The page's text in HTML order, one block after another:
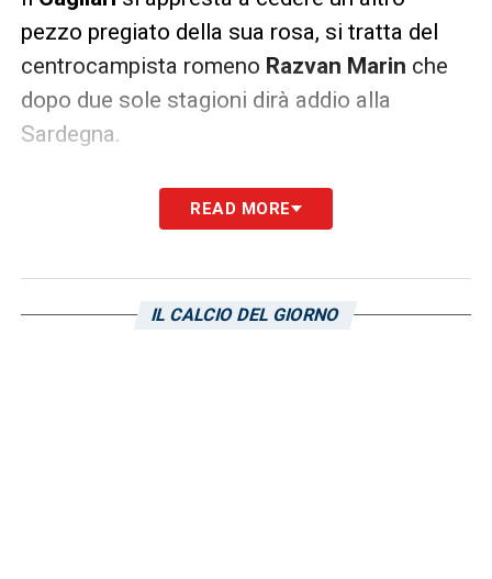
pezzo pregiato della sua rosa, si tratta del
centrocampista romeno Razvan Marin che
dopo due sole stagioni dirà addio alla
Sardegna.
Come riporta La Nuova Sardegna
trasferimento di Marin all’Empoli è tutto
giocatore che proseguirà la sua carriera in
READ MORE
IL CALCIO DEL GIORNO